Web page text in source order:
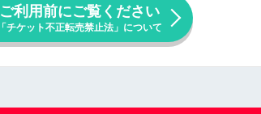
ご利用前にご覧ください
「チケット不正転売禁止法」について